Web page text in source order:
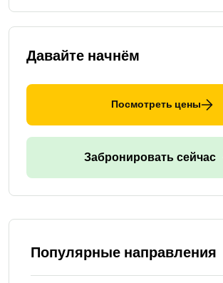
Давайте начнём
Посмотреть цены
Забронировать сейчас
Популярные направления